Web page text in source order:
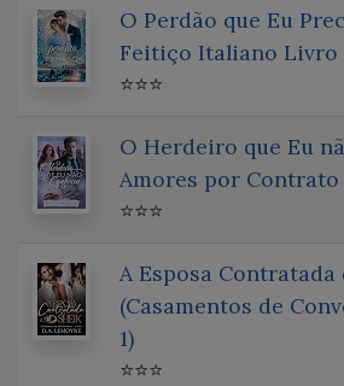
O Perdão que Eu
Feitiço Italiano Livro
⭐⭐⭐
O Herdeiro que Eu
Amores por
⭐⭐⭐
A Esposa Contratada
(Casamentos de
1)
⭐⭐⭐